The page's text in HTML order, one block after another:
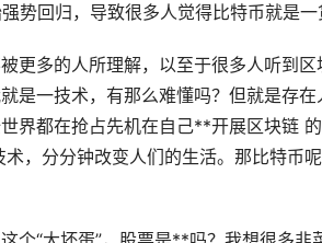
势回归，导致很多人觉得比特币就是一
更多的人所理解，以至于很多人听到
是一技术，有那么难懂吗？但就是存
界都在抢占先机在自己**开展区块链
，分分钟改变人们的生活。那比特币